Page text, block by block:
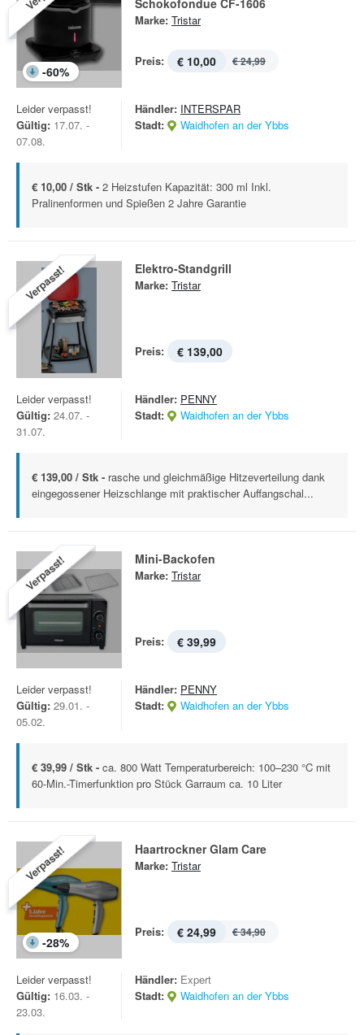
-60%
Schokofondue CF-1606
Marke: Tristar
Preis: € 10,00 € 24,99
Leider verpasst!
Gültig: 17.07. -
07.08.
Händler: INTERSPAR
Stadt:
Waidhofen an der Ybbs
€ 10,00 / Stk - 2 Heizstufen Kapazität: 300 ml Inkl.
Pralinenformen und Spießen 2 Jahre Garantie
Verpasst! Elektro-Standgrill
Marke: Tristar
Preis: € 139,00
Leider verpasst!
Gültig: 24.07. -
31.07.
Händler: PENNY
Stadt:
Waidhofen an der Ybbs
€ 139,00 / Stk - rasche und gleichmäßige Hitzeverteilung dank
eingegossener Heizschlange mit praktischer Auffangschal...
Verpasst! Mini-Backofen
Marke: Tristar
Preis: € 39,99
Leider verpasst!
Gültig: 29.01. -
05.02.
Händler: PENNY
Stadt:
Waidhofen an der Ybbs
€ 39,99 / Stk - ca. 800 Watt Temperaturbereich: 100–230 °C mit
60-Min.-Timerfunktion pro Stück Garraum ca. 10 Liter
Verpasst!
-28%
Haartrockner Glam Care
Marke: Tristar
Preis: € 24,99 € 34,90
Leider verpasst!
Gültig: 16.03. -
23.03.
Händler: Expert
Stadt:
Waidhofen an der Ybbs